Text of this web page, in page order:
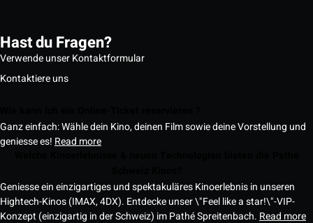
Hast du Fragen?
Verwende unser Kontaktformular
Kontaktiere uns
Ganz einfach: Wähle dein Kino, deinen Film sowie deine Vorstellung und
geniesse es! Read more
Geniesse ein einzigartiges und spektakuläres Kinoerlebnis in unseren
Hightech-Kinos (IMAX, 4DX). Entdecke unser \"Feel like a star!\"-VIP-
Konzept (einzigartig in der Schweiz) im Pathé Spreitenbach. Read more